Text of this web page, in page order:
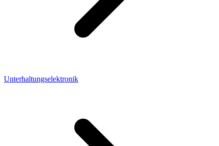
Unterhaltungselektronik